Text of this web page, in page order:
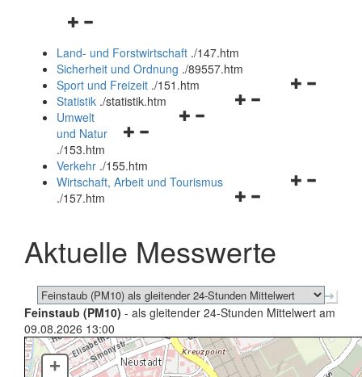
Navigationsmenü
und
schließen
Land- und Forstwirtschaft ./147.htm
Sicherheit und Ordnung ./89557.htm
Navigationsmenü
Sport und Freizeit ./151.htm
Navigationsmenü
Statistik ./statistik.htm
Navigationsmenü
und
schließen
Umwelt
und Natur
./153.htm
Verkehr ./155.htm
Navigationsmenü
schließen
Wirtschaft, Arbeit und Tourismus
./157.htm
Aktuelle Messwerte
Feinstaub (PM10) - als gleitender 24-Stunden Mittelwert am
09.08.2026 13:00
+